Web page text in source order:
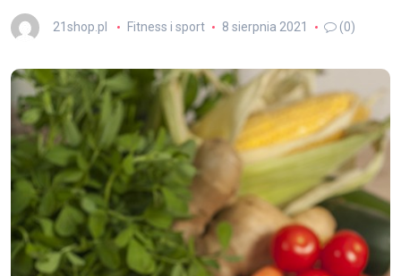
21shop.pl Fitness i sport 8 sierpnia 2021 (0)